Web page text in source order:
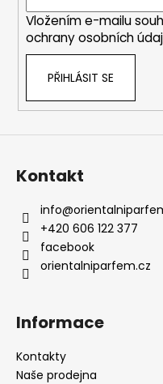
Vložením e-mailu
ochrany osobních
PŘIHLÁSIT SE
Kontakt
info@
+420 606 122 377
facebook
orientalniparfem.cz
Informace
Kontakty
Naše prodejna